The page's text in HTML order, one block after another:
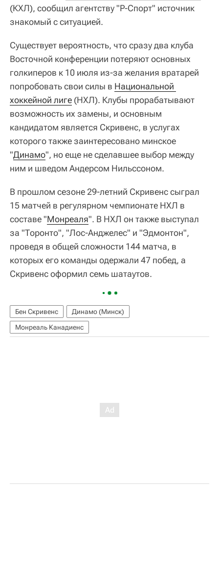
(КХЛ), сообщил агентству "Р-Спорт" источник
знакомый с ситуацией.
Существует вероятность, что сразу два клуба
Восточной конференции потеряют основных
голкиперов к 10 июля из-за желания вратарей
попробовать свои силы в Национальной
хоккейной лиге (НХЛ). Клубы прорабатывают
возможность их замены, и основным
кандидатом является Скривенс, в услугах
которого также заинтересовано минское
"Динамо", но еще не сделавшее выбор между
ним и шведом Андерсом Нильссоном.
В прошлом сезоне 29-летний Скривенс сыграл
15 матчей в регулярном чемпионате НХЛ в
составе "Монреаля". В НХЛ он также выступал
за "Торонто", "Лос-Анджелес" и "Эдмонтон",
проведя в общей сложности 144 матча, в
которых его команды одержали 47 побед, а
Скривенс оформил семь шатаутов.
Бен Скривенс
Динамо (Минск)
Монреаль Канадиенс